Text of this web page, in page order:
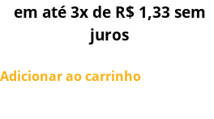
em até 3x de R$1,33 sem
juros
Adicionar ao carrinho